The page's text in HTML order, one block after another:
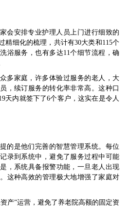
会安排专业护理人员上门进行细致的
精细化的梳理，共计有30大类和115个
浴服务，也有多达11个细节流程，确
多家庭，许多体验过服务的老人，大
，续订服务的转化率非常高。这种口
天内就签下了6个客户，这实在是令人
的是他们完善的智慧管理系统。每位
录到系统中，避免了服务过程中可能
，系统具备报警功能，一旦老人出现
这种高效的管理极大地增强了家庭对
产”运营，避免了养老院高额的固定资